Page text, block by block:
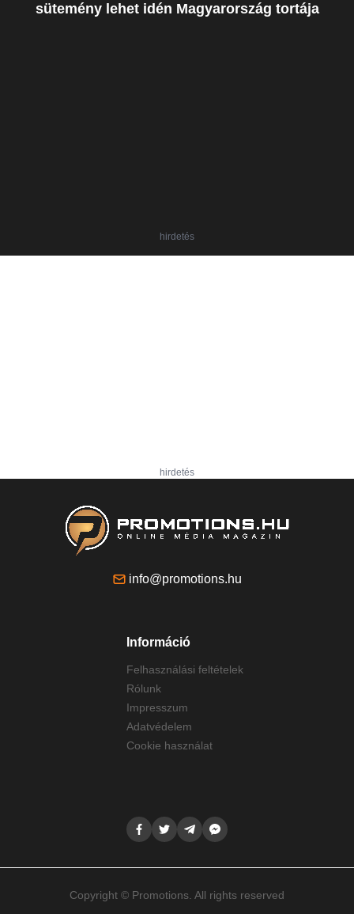
sütemény lehet idén Magyarország tortája
hirdetés
hirdetés
info@promotions.hu
Információ
Felhasználási feltételek
Rólunk
Impresszum
Adatvédelem
Cookie használat
Copyright © Promotions. All rights reserved